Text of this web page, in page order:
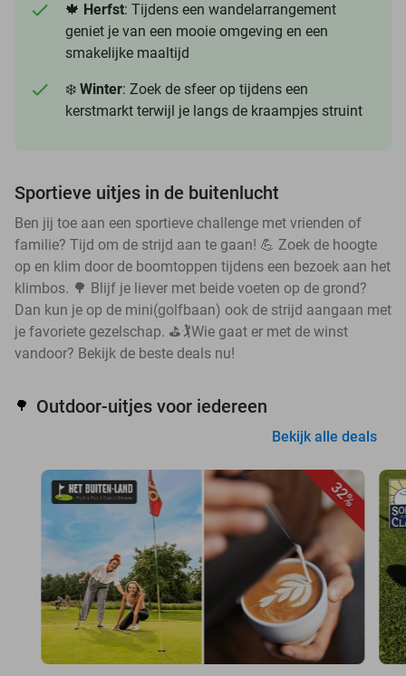
🍁 Herfst: Tijdens een wandelarrangement
geniet je van een mooie omgeving en een
smakelijke maaltijd
❄️ Winter: Zoek de sfeer op tijdens een
kerstmarkt terwijl je langs de kraampjes struint
Sportieve uitjes in de buitenlucht
Ben jij toe aan een sportieve challenge met vrienden of
familie? Tijd om de strijd aan te gaan! 💪 Zoek de hoogte
op en klim door de boomtoppen tijdens een bezoek aan het
klimbos. 🌳 Blijf je liever met beide voeten op de grond?
Dan kun je op de mini(golfbaan) ook de strijd aangaan met
je favoriete gezelschap. ⛳🏌️Wie gaat er met de winst
vandoor? Bekijk de beste deals nu!
🌳 Outdoor-uitjes voor iedereen
Bekijk alle deals
32%